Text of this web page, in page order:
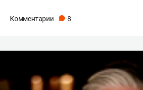
Комментарии 8